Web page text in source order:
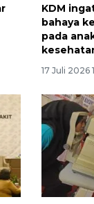
KDM
bahaya
pada
17 Juli 2026